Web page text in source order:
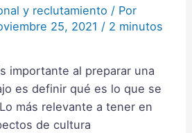
y reclutamiento / Por
25, 2021 / 2 minutos
importante al preparar una
es definir qué es lo que se
más relevante a tener en
de cultura